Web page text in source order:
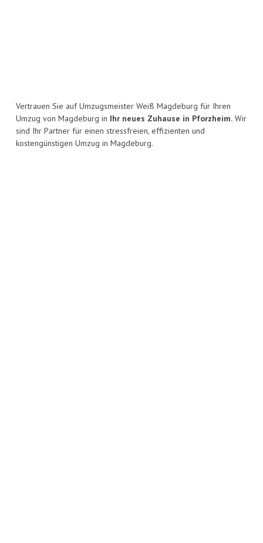
Vertrauen Sie auf Umzugsmeister Weiß Magdeburg für Ihren
Umzug von Magdeburg in Ihr neues Zuhause in Pforzheim. Wir
sind Ihr Partner für einen stressfreien, effizienten und
kostengünstigen Umzug in Magdeburg.